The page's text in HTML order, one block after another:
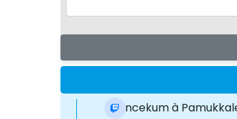
De Incekum à